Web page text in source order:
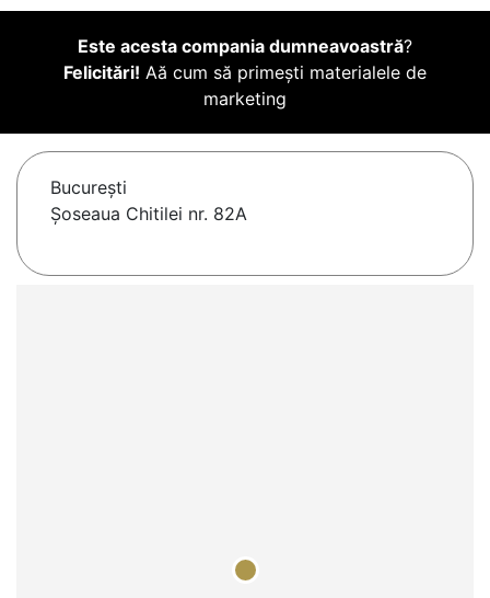
Este acesta compania dumneavoastră?
Felicitări! Aă cum să primești materialele de
marketing
Bucureşti
Șoseaua Chitilei nr. 82A